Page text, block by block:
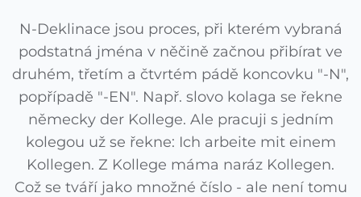
N-Deklinace jsou proces, při kterém vybraná
podstatná jména v něčině začnou přibírat ve
druhém, třetím a čtvrtém pádě koncovku "-N",
popřípadě "-EN". Např. slovo kolaga se řekne
německy der Kollege. Ale pracuji s jedním
kolegou už se řekne: Ich arbeite mit einem
Kollegen. Z Kollege máma naráz Kollegen.
Což se tváří jako množné číslo - ale není tomu